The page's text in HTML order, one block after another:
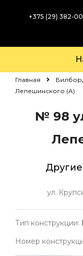
+375 (29) 382-
Главная
Лепешинского (А)
№ 98
ул.
Тип конструкции:
Номер